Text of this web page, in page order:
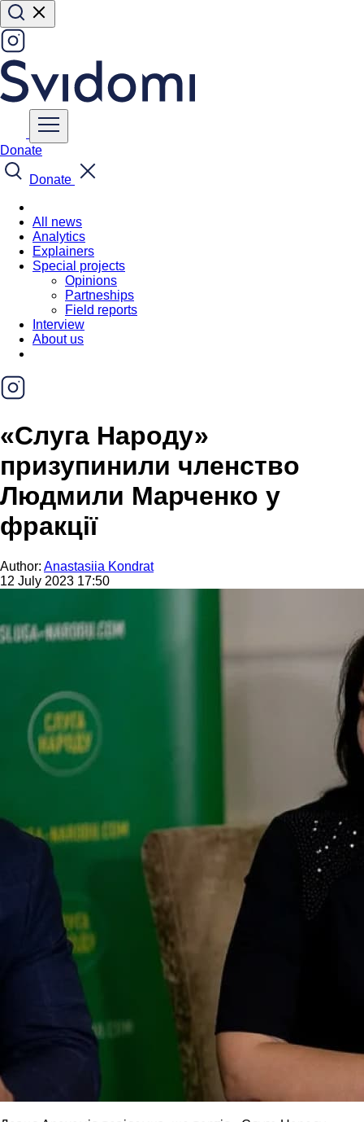
Donate
Donate
All news
Analytics
Explainers
Special projects
Opinions
Partneships
Field reports
Interview
About us
«Слуга Народу»
призупинили членство
Людмили Марченко у
фракції
Author: Anastasiia Kondrat
12 July 2023 17:50